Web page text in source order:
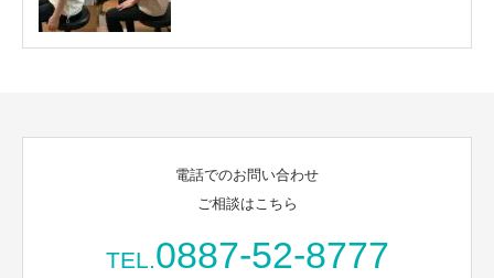
電話でのお問い合わせ
ご相談はこちら
TEL.0887-52-8777